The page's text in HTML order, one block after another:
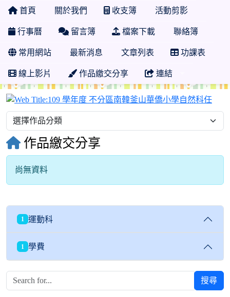
首頁 關於我們 收支簿 活動剪影
行事曆 留言簿 檔案下載 聯絡簿
常用網站 最新消息 文章列表 功課表
線上影片 作品繳交分享 連結
109
作品繳交分享
尚無資料
1 運動科
1 學費
搜尋